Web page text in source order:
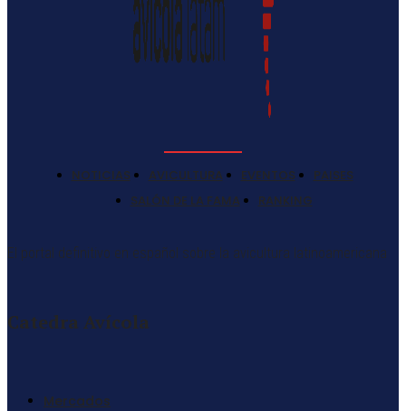
NOTICIAS AVICULTURA EVENTOS
PAISES
SALÓN DE LA FAMA
RANKING
El portal definitivo en español sobre la avicultura latinoamericana
Catedra Avícola
Mercados